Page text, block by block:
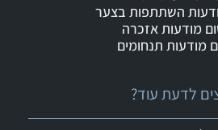
לדעת עוד?
השתתפות בצער
מודעות אזכרה
מודעות תנחומים